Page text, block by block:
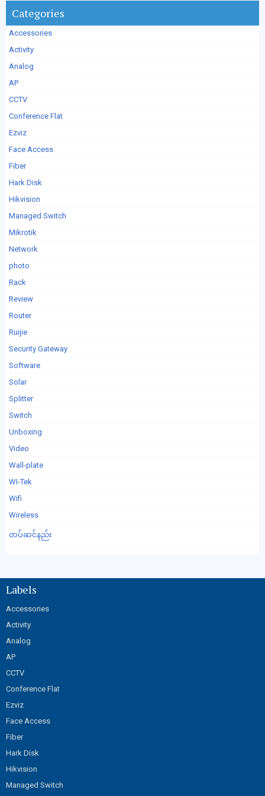
Categories
Accessories
Activity
Analog
AP
CCTV
Conference Flat
Ezviz
Face Access
Fiber
Hark Disk
Hikvision
Managed Switch
Mikrotik
Network
photo
Rack
Review
Router
Ruijie
Security Gateway
Software
Solar
Splitter
Switch
Unboxing
Video
Wall-plate
WI-Tek
Wifi
Wireless
တပ်ဆင်နည်း
Labels
Accessories
Activity
Analog
AP
CCTV
Conference Flat
Ezviz
Face Access
Fiber
Hark Disk
Hikvision
Managed Switch